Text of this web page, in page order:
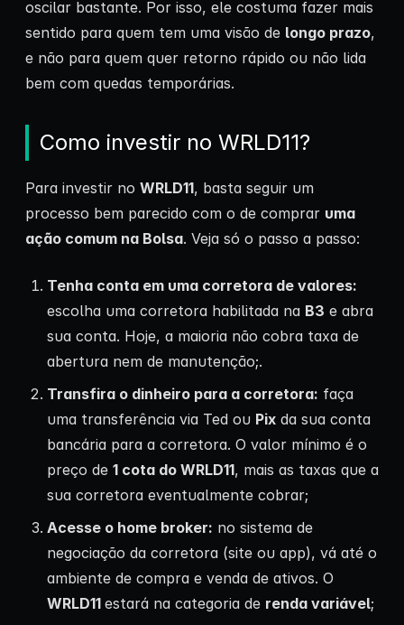
oscilar bastante. Por isso, ele costuma fazer mais
sentido para quem tem uma visão de longo prazo,
e não para quem quer retorno rápido ou não lida
bem com quedas temporárias.
Como investir no WRLD11?
Para investir no WRLD11, basta seguir um
processo bem parecido com o de comprar uma
ação comum na Bolsa. Veja só o passo a passo:
Tenha conta em uma corretora de valores:
escolha uma corretora habilitada na B3 e abra
sua conta. Hoje, a maioria não cobra taxa de
abertura nem de manutenção;.
Transfira o dinheiro para a corretora: faça
uma transferência via Ted ou Pix da sua conta
bancária para a corretora. O valor mínimo é o
preço de 1 cota do WRLD11, mais as taxas que a
sua corretora eventualmente cobrar;
Acesse o home broker: no sistema de
negociação da corretora (site ou app), vá até o
ambiente de compra e venda de ativos. O
WRLD11 estará na categoria de renda variável;